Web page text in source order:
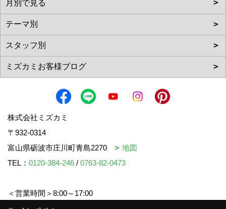
株式会社ミズカミ
〒932-0314
富山県砺波市庄川町青島2270
地図
TEL： 0120-384-246 / 0763-82-0473
＜営業時間＞8:00～17:00